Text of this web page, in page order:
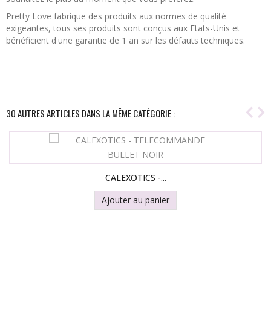
Pretty Love fabrique des produits aux normes de qualité
exigeantes, tous ses produits sont conçus aux Etats-Unis et
bénéficient d'une garantie de 1 an sur les défauts techniques.
30 AUTRES ARTICLES DANS LA MÊME CATÉGORIE :
CALEXOTICS -...
Ajouter au panier